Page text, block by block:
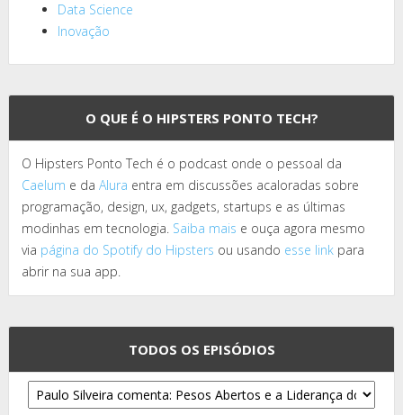
Data Science
Inovação
O QUE É O HIPSTERS PONTO TECH?
O Hipsters Ponto Tech é o podcast onde o pessoal da
Caelum e da Alura entra em discussões acaloradas sobre
programação, design, ux, gadgets, startups e as últimas
modinhas em tecnologia. Saiba mais e ouça agora mesmo
via página do Spotify do Hipsters ou usando esse link para
abrir na sua app.
TODOS OS EPISÓDIOS